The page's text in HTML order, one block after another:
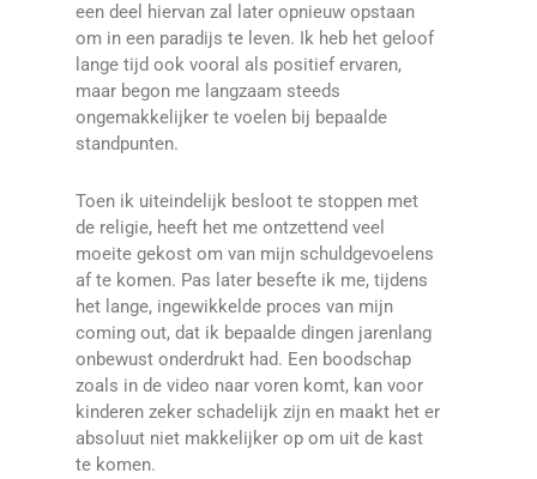
een deel hiervan zal later opnieuw opstaan
om in een paradijs te leven. Ik heb het geloof
lange tijd ook vooral als positief ervaren,
maar begon me langzaam steeds
ongemakkelijker te voelen bij bepaalde
standpunten.
Toen ik uiteindelijk besloot te stoppen met
de religie, heeft het me ontzettend veel
moeite gekost om van mijn schuldgevoelens
af te komen. Pas later besefte ik me, tijdens
het lange, ingewikkelde proces van mijn
coming out, dat ik bepaalde dingen jarenlang
onbewust onderdrukt had. Een boodschap
zoals in de video naar voren komt, kan voor
kinderen zeker schadelijk zijn en maakt het er
absoluut niet makkelijker op om uit de kast
te komen.